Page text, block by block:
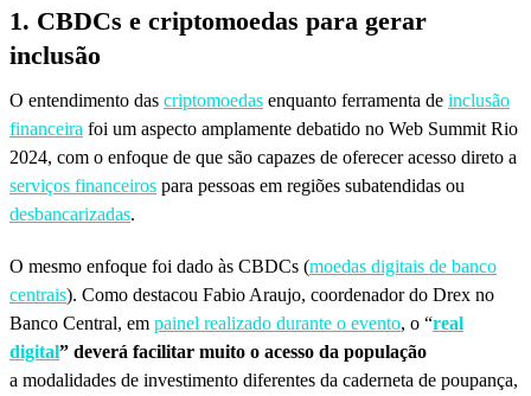
1. CBDCs e criptomoedas para gerar
inclusão
O entendimento das criptomoedas enquanto ferramenta de inclusão
financeira foi um aspecto amplamente debatido no Web Summit Rio
2024, com o enfoque de que são capazes de oferecer acesso direto a
serviços financeiros para pessoas em regiões subatendidas ou
desbancarizadas.
O mesmo enfoque foi dado às CBDCs (moedas digitais de banco
centrais). Como destacou Fabio Araujo, coordenador do Drex no
Banco Central, em painel realizado durante o evento, o “real
digital” deverá facilitar muito o acesso da população
a modalidades de investimento diferentes da caderneta de poupança,